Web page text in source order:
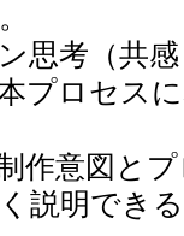
思考（共
プロセス
作意図と
説明でき